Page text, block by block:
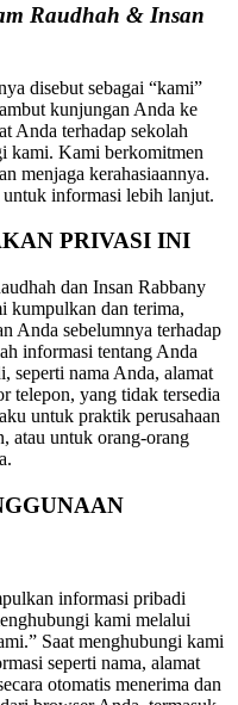
Raudhah & Insan
disebut sebagai “kami”
kunjungan Anda ke
Anda terhadap sekolah
kami. Kami berkomitmen
menjaga kerahasiaannya.
informasi lebih lanjut.
PRIVASI INI
dan Insan Rabbany
kumpulkan dan terima,
Anda sebelumnya terhadap
informasi tentang Anda
seperti nama Anda, alamat
telepon, yang tidak tersedia
untuk praktik perusahaan
atau untuk orang-orang
informasi pribadi
kami melalui
Saat menghubungi kami
seperti nama, alamat
otomatis menerima dan